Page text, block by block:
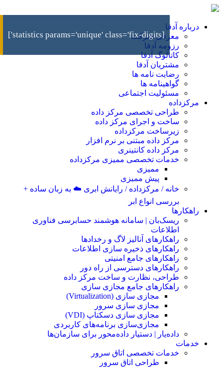
درباره آدفا
معرفی شرکت
رزومه آدفا
کاتالوگ آدفا
مشتریان آدفا
رضایت نامه ها
گواهینامه ها
مسئولیت اجتماعی
مرکزداده
طراحی تخصصی مرکز داده
ساخت و اجرای مرکز داده
زیرساخت مرکزداده
مرکز داده مبتنی بر نرم افزار
مرکز داده کانتینری
خدمات تخصصی ممیزی مرکزداده
ممیزی
پیش ممیزی
خانه / مرکزداده / رایانش ابری ☁️ به زبان ساده +
بررسی انواع ابر
راهکارها
ریسک‌بان | سامانه هوشمند حسابرسی فناوری
اطلاعات
راهکارهای آنالیز لاگ و رخدادها
راهکارهای ذخیره سازی اطلاعات
راهکارهای جامع امنیتی
راهکارهای دسترسی از راه دور
طراحی، نظارت و ساخت مرکز داده
راهکارهای جامع مجازی سازی
مجازی سازی (Virtualization)
مجازی‌ سازی سرور
مجازی‌ سازی دسکتاپ (VDI)
مجازی‌سازی برنامه‌های کاربردی
داده‌یار | دستیار داده‌محور برای سازمان‌ها
خدمات
خدمات تخصصی اتاق سرور
طراحی اتاق‌ سرور
[statistics params='unique' class='fix-digits']